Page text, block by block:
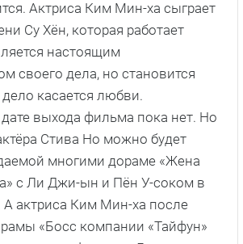
Актриса Ким Мин-ха сыграет
Су Хён, которая работает
настоящим
своего дела, но становится
касается любви.
выхода фильма пока нет. Но
Стива Но можно будет
многими дораме «Жена
с Ли Джи-ын и Пён У-соком в
А актриса Ким Мин-ха после
«Босс компании «Тайфун»